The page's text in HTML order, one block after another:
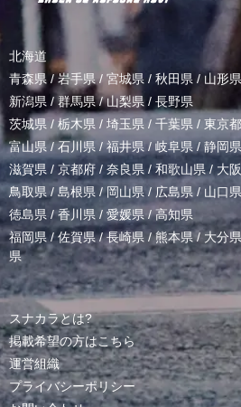
北海道
青森県 / 岩手県/ 宮城県 / 秋田県 / 山形県
新潟県 /群馬県/山梨県 / 長野県
茨城県 / 栃木県 / 埼玉県 / 千葉県 / 東京都
富山県 /石川県/福井県/岐阜県 / 静岡県
滋賀県 / 京都府 / 奈良県 / 和歌山県/ 大
鳥取県/ 島根県 /岡山県/ 広島県 / 山口県
徳島県 /香川県 / 愛媛県/高知県
福岡県/佐賀県/長崎県 /熊本県/ 大分県
県
スナカラとは?
掲載希望の方はこちら
運営組織
プライバシーポリシー